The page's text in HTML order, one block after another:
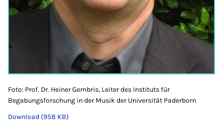
Foto: Prof. Dr. Heiner Gembris, Leiter des Instituts für
Begabungsforschung in der Musik der Universität Paderborn
Download (958 KB)